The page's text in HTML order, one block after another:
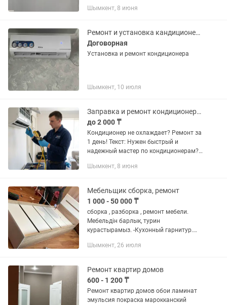
Шымкент, 8 июня
Ремонт и установка кандиционера
Договорная
Установка и ремонт кондиционера
Шымкент, 10 июля
Заправка и ремонт кондиционеров!
до 2 000 ₸
Кондиционер не охлаждает? Ремонт за
1 день! Текст: Нужен быстрый и
надежный мастер по кондиционерам?
установку кондиционеров любых
Шымкент, 8 июня
Мебельщик сборка, ремонт
1 000 - 50 000 ₸
сборка , разборка , ремонт мебели.
Мебельдін барлык, турин
курастырамыз. -Кухонный гарнитур.
мебели -Офисная мебель. -Шкафы купе
Шымкент, 26 июля
Ремонт квартир домов
600 - 1 200 ₸
Ремонт квартир домов обои ламинат
эмульсия покраска марокканский